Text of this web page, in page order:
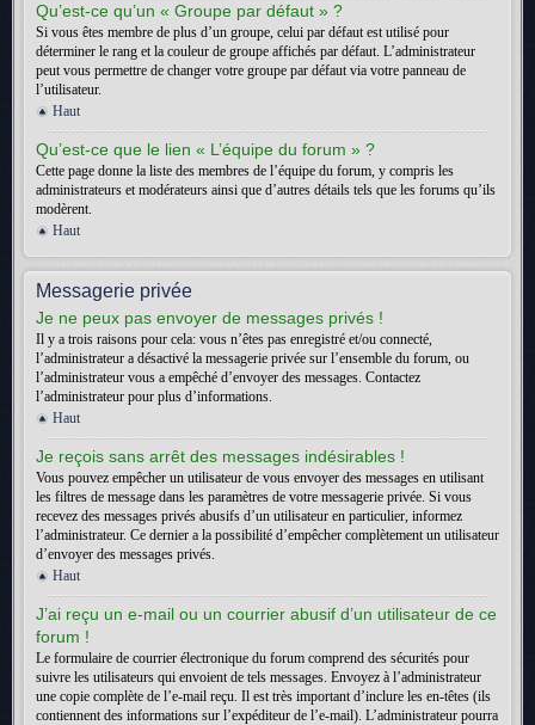
Qu’est-ce qu’un « Groupe par défaut » ?
Si vous êtes membre de plus d’un groupe, celui par défaut est utilisé pour
déterminer le rang et la couleur de groupe affichés par défaut. L’administrateur
peut vous permettre de changer votre groupe par défaut via votre panneau de
l’utilisateur.
Haut
Qu’est-ce que le lien « L’équipe du forum » ?
Cette page donne la liste des membres de l’équipe du forum, y compris les
administrateurs et modérateurs ainsi que d’autres détails tels que les forums qu’ils
modèrent.
Haut
Messagerie privée
Je ne peux pas envoyer de messages privés !
Il y a trois raisons pour cela: vous n’êtes pas enregistré et/ou connecté,
l’administrateur a désactivé la messagerie privée sur l’ensemble du forum, ou
l’administrateur vous a empêché d’envoyer des messages. Contactez
l’administrateur pour plus d’informations.
Haut
Je reçois sans arrêt des messages indésirables !
Vous pouvez empêcher un utilisateur de vous envoyer des messages en utilisant
les filtres de message dans les paramètres de votre messagerie privée. Si vous
recevez des messages privés abusifs d’un utilisateur en particulier, informez
l’administrateur. Ce dernier a la possibilité d’empêcher complètement un utilisateur
d’envoyer des messages privés.
Haut
J’ai reçu un e-mail ou un courrier abusif d’un utilisateur de ce
forum !
Le formulaire de courrier électronique du forum comprend des sécurités pour
suivre les utilisateurs qui envoient de tels messages. Envoyez à l’administrateur
une copie complète de l’e-mail reçu. Il est très important d’inclure les en-têtes (ils
contiennent des informations sur l’expéditeur de l’e-mail). L’administrateur pourra